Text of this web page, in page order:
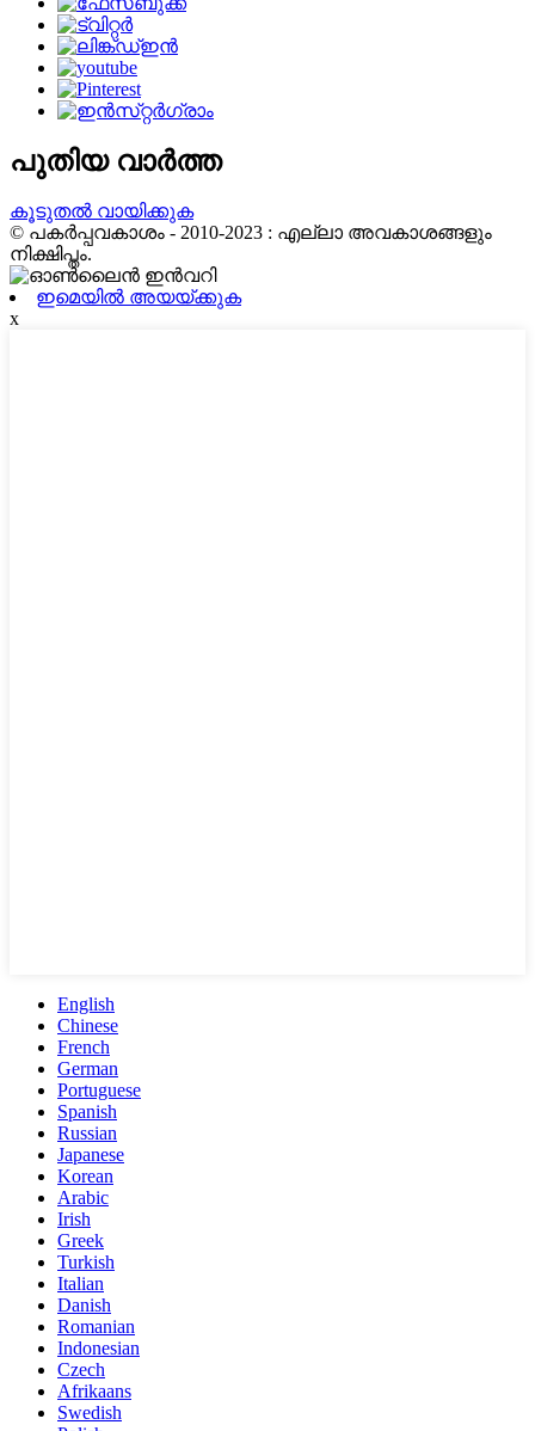
പുതിയ വാർത്ത
കൂടുതൽ വായിക്കുക
© പകർപ്പവകാശം - 2010-2023 : എല്ലാ അവകാശങ്ങളും
നിക്ഷിപ്തം.
ഇമെയിൽ അയയ്ക്കുക
x
English
Chinese
French
German
Portuguese
Spanish
Russian
Japanese
Korean
Arabic
Irish
Greek
Turkish
Italian
Danish
Romanian
Indonesian
Czech
Afrikaans
Swedish